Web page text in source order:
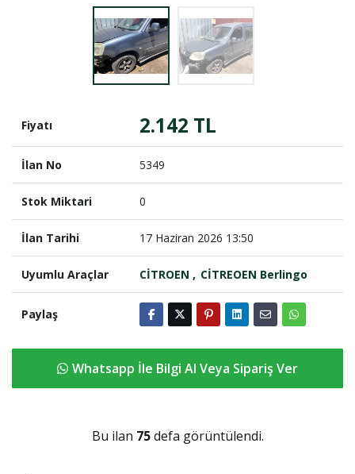
Fiyatı 2.142 TL
İlan No 5349
Stok Miktari 0
İlan Tarihi 17 Haziran 2026 13:50
Uyumlu Araçlar CİTROEN CİTREOEN Berlingo
Paylaş
Whatsapp İle Bilgi Al Veya Sipariş Ver
Bu ilan 75defa görüntülendi.